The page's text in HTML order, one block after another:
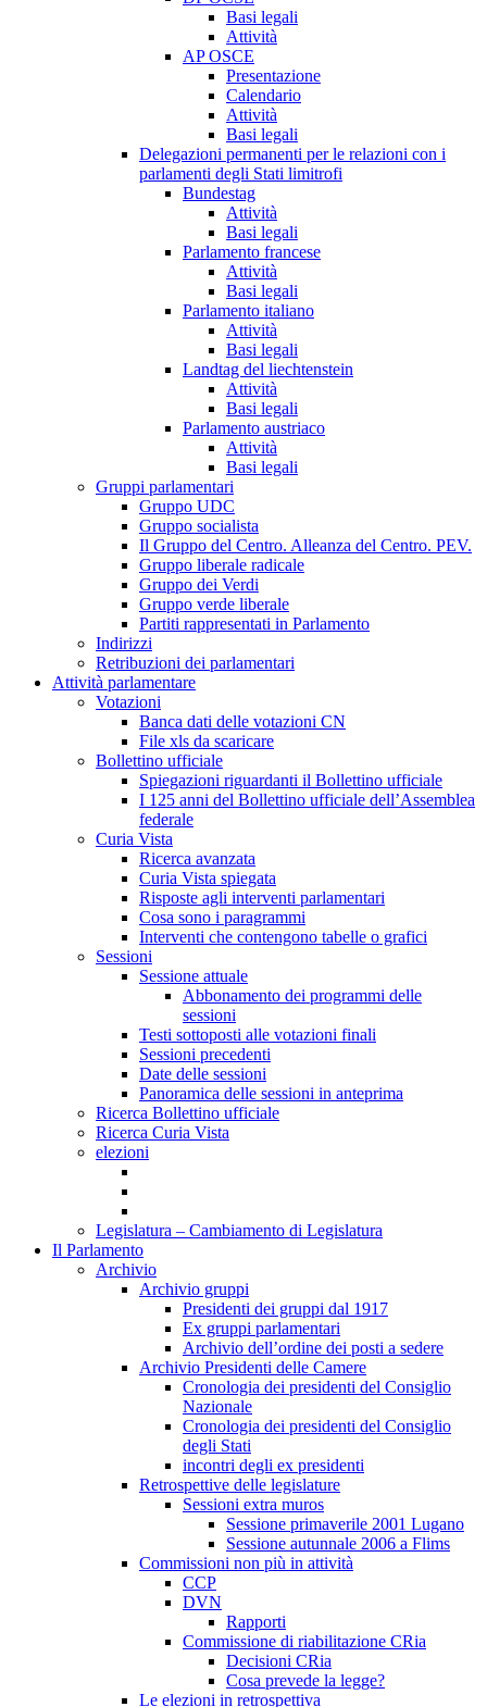
Basi legali
Attività
AP OSCE
Presentazione
Calendario
Attività
Basi legali
Delegazioni permanenti per le relazioni con i
parlamenti degli Stati limitrofi
Bundestag
Attività
Basi legali
Parlamento francese
Attività
Basi legali
Parlamento italiano
Attività
Basi legali
Landtag del liechtenstein
Attività
Basi legali
Parlamento austriaco
Attività
Basi legali
Gruppi parlamentari
Gruppo UDC
Gruppo socialista
Il Gruppo del Centro. Alleanza del Centro. PEV.
Gruppo liberale radicale
Gruppo dei Verdi
Gruppo verde liberale
Partiti rappresentati in Parlamento
Indirizzi
Retribuzioni dei parlamentari
Attività parlamentare
Votazioni
Banca dati delle votazioni CN
File xls da scaricare
Bollettino ufficiale
Spiegazioni riguardanti il Bollettino ufficiale
I 125 anni del Bollettino ufficiale dell’Assemblea
federale
Curia Vista
Ricerca avanzata
Curia Vista spiegata
Risposte agli interventi parlamentari
Cosa sono i paragrammi
Interventi che contengono tabelle o grafici
Sessioni
Sessione attuale
Abbonamento dei programmi delle
sessioni
Testi sottoposti alle votazioni finali
Sessioni precedenti
Date delle sessioni
Panoramica delle sessioni in anteprima
Ricerca Bollettino ufficiale
Ricerca Curia Vista
elezioni
Legislatura – Cambiamento di Legislatura
Il Parlamento
Archivio
Archivio gruppi
Presidenti dei gruppi dal 1917
Ex gruppi parlamentari
Archivio dell’ordine dei posti a sedere
Archivio Presidenti delle Camere
Cronologia dei presidenti del Consiglio
Nazionale
Cronologia dei presidenti del Consiglio
degli Stati
incontri degli ex presidenti
Retrospettive delle legislature
Sessioni extra muros
Sessione primaverile 2001 Lugano
Sessione autunnale 2006 a Flims
Commissioni non più in attività
CCP
DVN
Rapporti
Commissione di riabilitazione CRia
Decisioni CRia
Cosa prevede la legge?
Le elezioni in retrospettiva